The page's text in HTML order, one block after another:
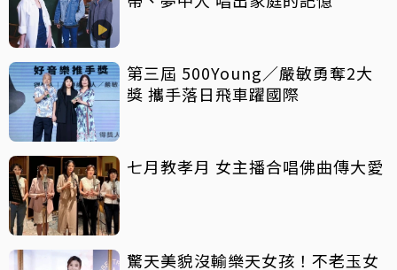
第三屆 500Young／嚴敏勇奪2大
獎 攜手落日飛車躍國際
七月教孝月 女主播合唱佛曲傳大愛
驚天美貌沒輸樂天女孩！不老玉女